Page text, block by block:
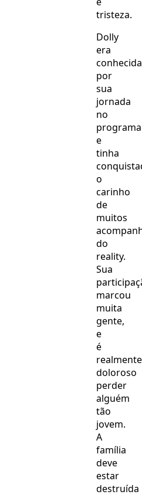
tristeza.
Dolly
era
conhecida
por
sua
jornada
no
programa
e
tinha
o
carinho
de
muitos
do
reality.
Sua
marcou
muita
gente,
e
é
realmente
doloroso
perder
alguém
tão
jovem.
A
família
deve
estar
destruída